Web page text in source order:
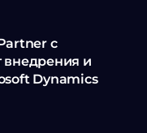
с
и
Dynamics